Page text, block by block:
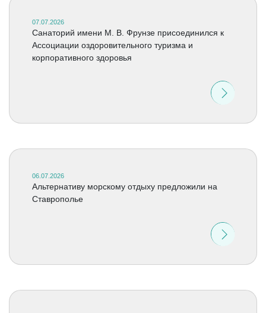
07.07.2026
Санаторий имени М. В. Фрунзе присоединился к
Ассоциации оздоровительного туризма и
корпоративного здоровья
06.07.2026
Альтернативу морскому отдыху предложили на
Ставрополье